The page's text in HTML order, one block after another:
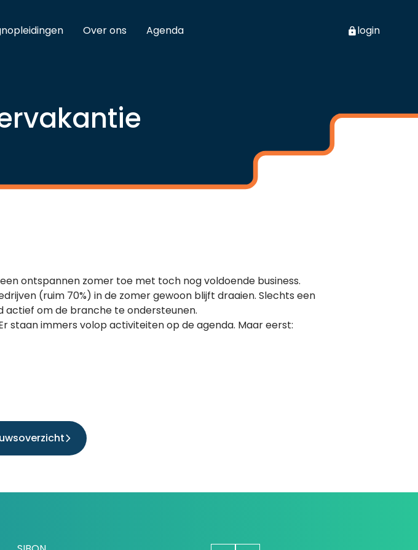
Over ons Agenda login
ontspannen zomer toe met toch nog voldoende business.
(ruim 70%) in de zomer gewoon blijft draaien. Slechts een
actief om de branche te ondersteunen.
staan immers volop activiteiten op de agenda. Maar eerst: